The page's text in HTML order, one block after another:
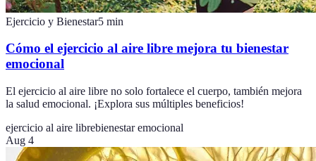
Ejercicio y Bienestar5 min
Cómo el ejercicio al aire libre mejora tu bienestar
emocional
El ejercicio al aire libre no solo fortalece el cuerpo, también mejora
la salud emocional. ¡Explora sus múltiples beneficios!
ejercicio al aire librebienestar emocional
Aug 4